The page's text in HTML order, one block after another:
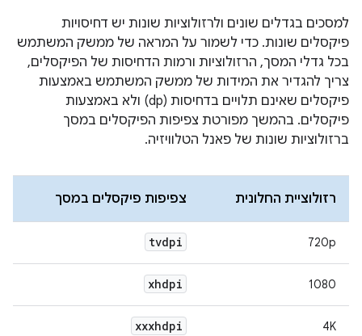
למסכים בגדלים שונים ולרזולוציות שונות יש דחיסויות
פיקסלים שונות. כדי לשמור על המראה של ממשק המשתמש
בכל גדלי המסך, הרזולוציות ורמות הדחיסות של הפיקסלים,
צריך להגדיר את המידות של ממשק המשתמש באמצעות
פיקסלים שאינם תלויים בדחיסות (dp) ולא באמצעות
פיקסלים. בהמשך מפורטת צפיפות הפיקסלים במסך
ברזולוציות שונות של פאנל הטלוויזיה.
רזולוציית החלונית צפיפות פיקסלים במסך
720p
tvdpi
1080
xhdpi
4K
xxxhdpi